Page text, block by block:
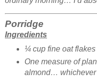
Porridge
Ingredients
¼ cup fine oat
One measure of
almond… whichever